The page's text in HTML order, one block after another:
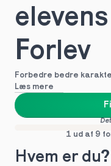
Forlev
Forbedre bedre
Læs mere
1 ud af 9
Hvem er du?